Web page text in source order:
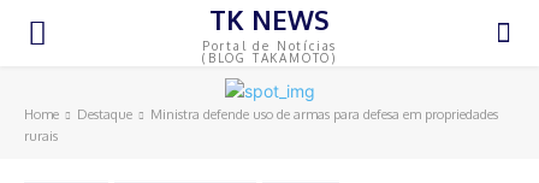
TK NEWS
Portal de Notícias
(BLOG TAKAMOTO)
Home Destaque
Ministra defende uso de armas para defesa em propriedades
rurais